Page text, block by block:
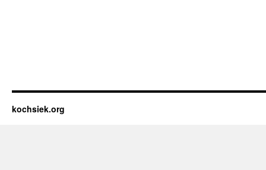
kochsiek.org